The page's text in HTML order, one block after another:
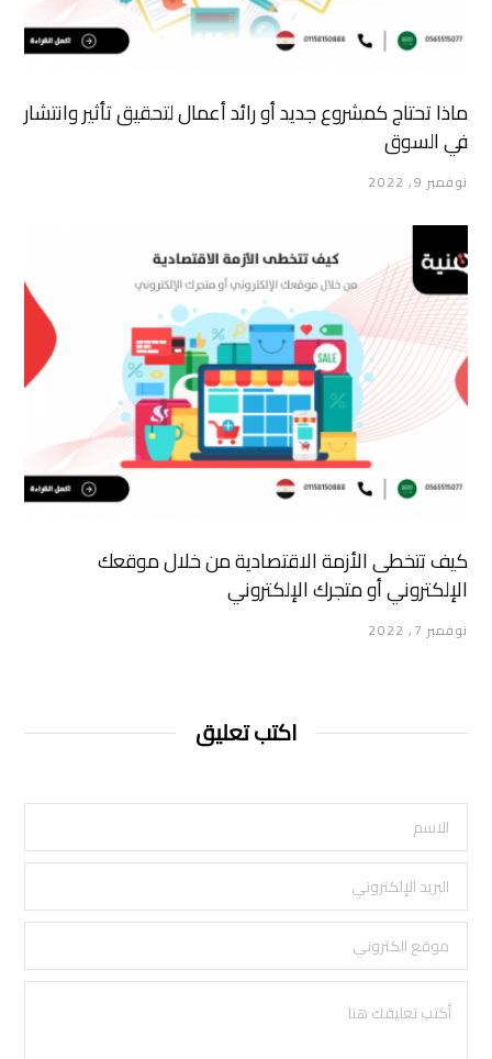
ماذا تحتاج كمشروع جديد أو رائد أعمال لتحقيق تأثير وانتشار
في السوق
نوفمبر 9, 2022
كيف تتخطى الأزمة الاقتصادية من خلال موقعك
الإلكتروني أو متجرك الإلكتروني
نوفمبر 7, 2022
اكتب تعليق